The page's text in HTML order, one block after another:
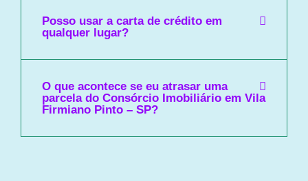
Posso usar a carta de crédito em
qualquer lugar?
O que acontece se eu atrasar uma
parcela do Consórcio Imobiliário em Vila
Firmiano Pinto – SP?